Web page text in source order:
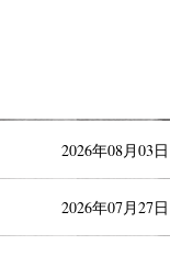
2026年08月03
2026年07月27